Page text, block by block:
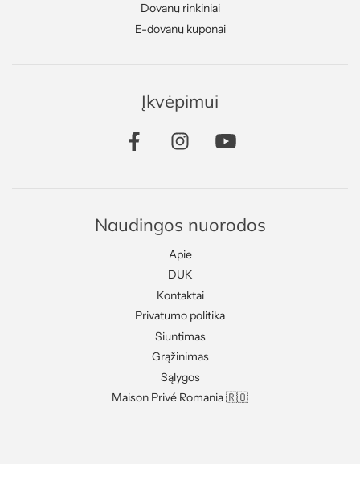
Dovanų rinkiniai
E-dovanų kuponai
Įkvėpimui
Naudingos nuorodos
Apie
DUK
Kontaktai
Privatumo politika
Siuntimas
Grąžinimas
Sąlygos
Maison Privé Romania 🇷🇴